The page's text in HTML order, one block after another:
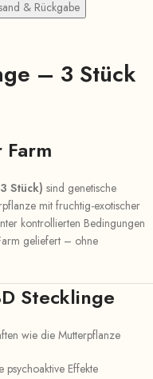
& Rückgabe
– 3 Stück
Stück) sind genetische
mit fruchtig-exotischer
kontrollierten Bedingungen
geliefert – ohne
Stecklinge
wie die Mutterpflanze
psychoaktive Effekte